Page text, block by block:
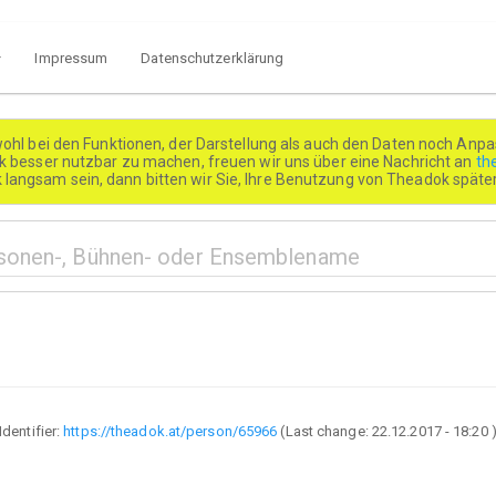
Impressum Datenschutzerklärung
bei den Funktionen, der Darstellung als auch den Daten noch
besser nutzbar zu machen, freuen wir uns über eine Nachricht an
sein, dann bitten wir Sie, Ihre Benutzung von Theadok
Identifier:https://theadok.at/person/65966 (Last change: 22.12.2017 - 18:20)